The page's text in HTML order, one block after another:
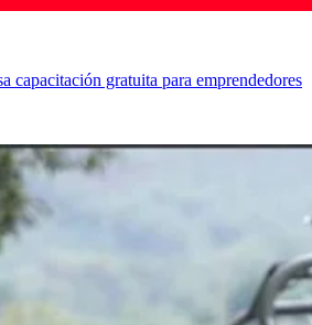
capacitación gratuita para emprendedores